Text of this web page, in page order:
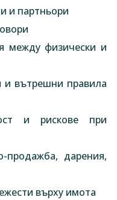
и партньори
между физически и
и вътрешни правила
и рискове при
дарения,
върху имота